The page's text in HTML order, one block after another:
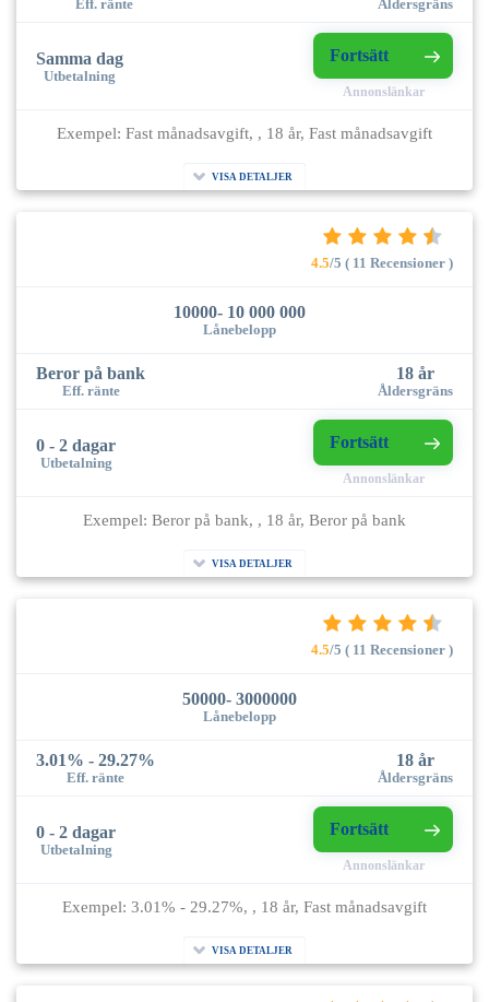
Eff. ränte Åldersgräns
Samma dag
Utbetalning
Fortsätt
Annonslänkar
Exempel: Fast månadsavgift, , 18 år, Fast månadsavgift
VISA DETALJER
4.5/5 ( 11 Recensioner )
10000- 10 000 000
Lånebelopp
Beror på bank
Eff. ränte
18 år
Åldersgräns
0 - 2 dagar
Utbetalning
Fortsätt
Annonslänkar
Exempel: Beror på bank, , 18 år, Beror på bank
VISA DETALJER
4.5/5 ( 11 Recensioner )
50000- 3000000
Lånebelopp
3.01% - 29.27%
Eff. ränte
18 år
Åldersgräns
0 - 2 dagar
Utbetalning
Fortsätt
Annonslänkar
Exempel: 3.01% - 29.27%, , 18 år, Fast månadsavgift
VISA DETALJER